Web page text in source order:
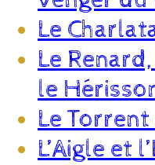
Le
Le
le
Le Torrent
L’Aigle et